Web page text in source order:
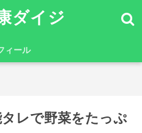
ダイジ
ィール
レで野菜をたっぷ